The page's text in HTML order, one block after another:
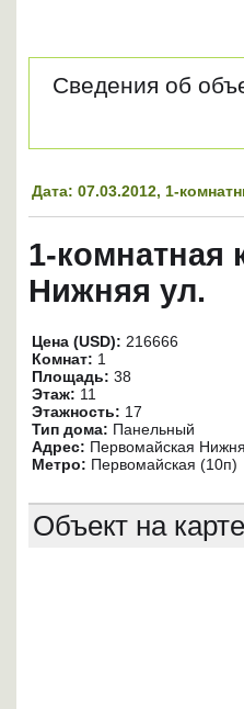
Сведения об
Дата: 07.03.2012, 1-
1-комнатная
Нижняя ул.
Цена (USD): 216666
Комнат: 1
Площадь: 38
Этаж: 11
Этажность: 17
Тип дома: Панельный
Адрес: Первомайская
Метро: Первомайская (10п)
Объект на карте